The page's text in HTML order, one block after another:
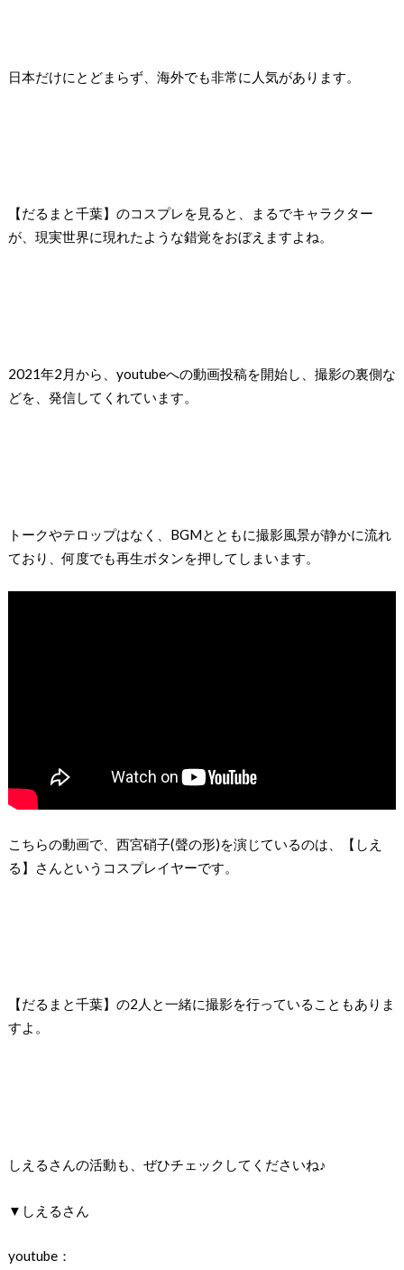
日本だけにとどまらず、海外でも非常に人気があります。
【だるまと千葉】のコスプレを見ると、まるでキャラクター
が、現実世界に現れたような錯覚をおぼえますよね。
2021年2月から、youtubeへの動画投稿を開始し、撮影の裏側な
どを、発信してくれています。
トークやテロップはなく、BGMとともに撮影風景が静かに流れ
ており、何度でも再生ボタンを押してしまいます。
こちらの動画で、西宮硝子(聲の形)を演じているのは、【しえ
る】さんというコスプレイヤーです。
【だるまと千葉】の2人と一緒に撮影を行っていることもありま
すよ。
しえるさんの活動も、ぜひチェックしてくださいね♪
▼しえるさん
youtube：